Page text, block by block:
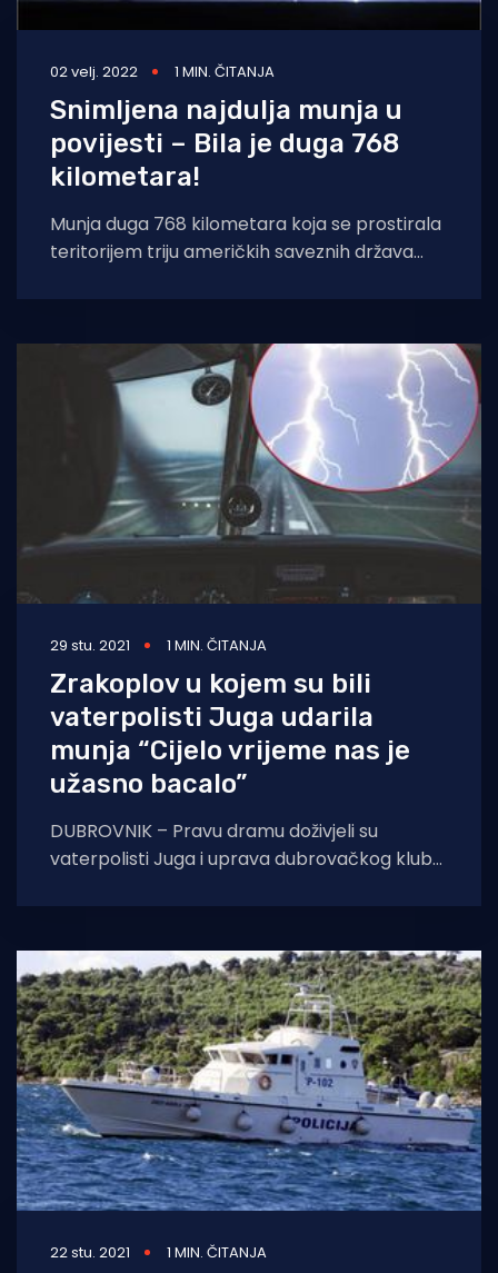
02 velj. 2022 1 MIN. ČITANJA
Snimljena najdulja munja u
povijesti – Bila je duga 768
kilometara!
Munja duga 768 kilometara koja se prostirala
teritorijem triju američkih saveznih država
29 stu. 2021 1 MIN. ČITANJA
Zrakoplov u kojem su bili
vaterpolisti Juga udarila
munja “Cijelo vrijeme nas je
užasno bacalo”
DUBROVNIK – Pravu dramu doživjeli su
vaterpolisti Juga i uprava dubrovačkog kluba,
22 stu. 2021 1 MIN. ČITANJA